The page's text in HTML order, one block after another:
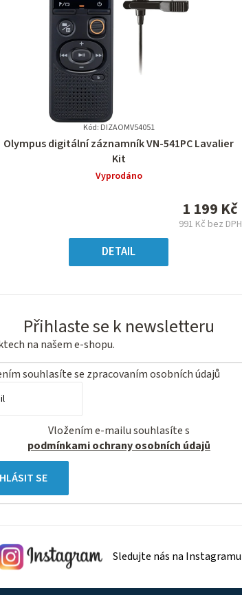
Kód: DIZAOMV54051
Průměrné
hodnocení
produktu
hvězdiček.
Olympus digitální záznamník VN-541PC Lavalier
Kit
Vyprodáno
1 199 Kč
991 Kč bez DPH
DETAIL
Přihlaste se k newsletteru
na našem e-shopu.
souhlasíte se zpracovaním osobních údajů
podmínkami ochrany osobních údajů
SE
Sledujte nás na Instagramu